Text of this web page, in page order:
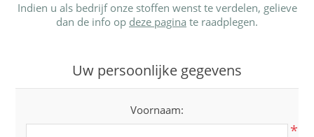
Indien u als bedrijf onze stoffen wenst te verdelen, gelieve
dan de info op deze pagina te raadplegen.
Uw persoonlijke gegevens
Voornaam:
*